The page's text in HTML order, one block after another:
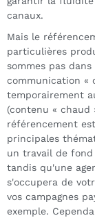
canaux.
Mais le
particulières
sommes pas
communication «
temporairement
(contenu «
référencement
principales
un travail de
tandis qu'une
s'occupera de
vos campagnes
exemple.